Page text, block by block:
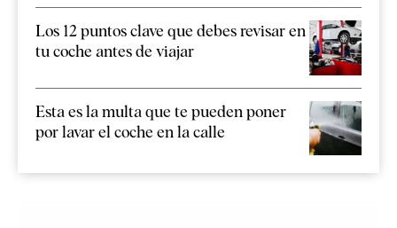
Los 12 puntos clave que debes revisar en
tu coche antes de viajar
Esta es la multa que te pueden poner
por lavar el coche en la calle